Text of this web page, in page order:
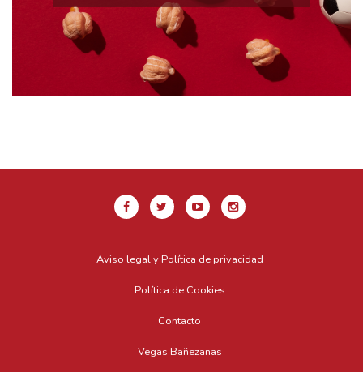
Aviso legal y Política de privacidad
Política de Cookies
Contacto
Vegas Bañezanas